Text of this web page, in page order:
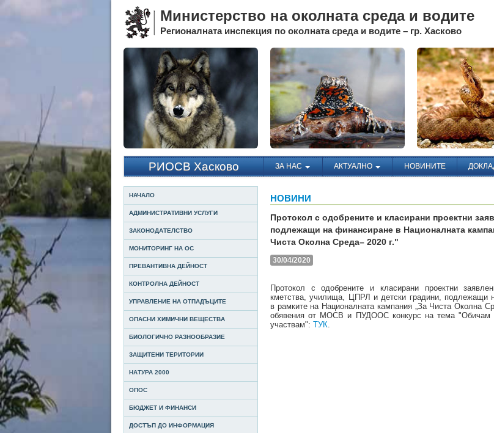
Министерство на околната среда и водите
Регионалната инспекция по околната среда и водите – гр. Хасково
РИОСВ Хасково ЗА НАС АКТУАЛНО НОВИНИТЕ
НАЧАЛО
АДМИНИСТРАТИВНИ УСЛУГИ
ЗАКОНОДАТЕЛСТВО
МОНИТОРИНГ НА ОС
ПРЕВАНТИВНА ДЕЙНОСТ
КОНТРОЛНА ДЕЙНОСТ
УПРАВЛЕНИЕ НА ОТПАДЪЦИТЕ
ОПАСНИ ХИМИЧНИ ВЕЩЕСТВА
БИОЛОГИЧНО РАЗНООБРАЗИЕ
ЗАЩИТЕНИ ТЕРИТОРИИ
НАТУРА 2000
ОПОС
БЮДЖЕТ И ФИНАНСИ
ДОСТЪП ДО ИНФОРМАЦИЯ
НОВИНИ
Протокол с одобрените и класирани проектни
подлежащи на финансиране в Националната
Чиста Околна Среда– 2020 г."
30/04/2020
Протокол с одобрените и класирани проектни
кметства, училища, ЦПРЛ и детски градини, подлежащи
в рамките на Националната кампания „За Чиста Околна
обявения от МОСВ и ПУДООС конкурс на тема "Обичам
участвам": ТУК